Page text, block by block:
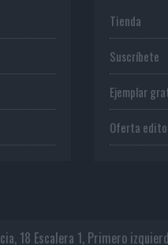
Tienda
Suscríbete
Ejemplar
Oferta
18 Escalera 1, Primero